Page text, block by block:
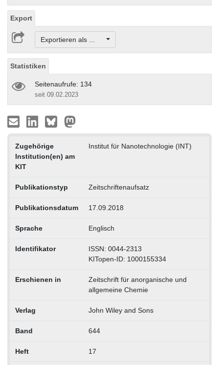
Export
Exportieren als ...
Statistiken
Seitenaufrufe: 134
seit 09.02.2023
Zugehörige
Institution(en) am
KIT
Institut für Nanotechnologie (INT)
Publikationstyp Zeitschriftenaufsatz
Publikationsdatum 17.09.2018
Sprache Englisch
Identifikator
ISSN: 0044-2313
KITopen-ID: 1000155334
Erschienen in
Zeitschrift für anorganische und
allgemeine Chemie
Verlag John Wiley and Sons
Band 644
Heft 17